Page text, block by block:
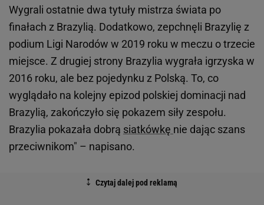
Wygrali ostatnie dwa tytuły mistrza świata po
finałach z Brazylią. Dodatkowo, zepchnęli Brazylię z
podium Ligi Narodów w 2019 roku w meczu o trzecie
miejsce. Z drugiej strony Brazylia wygrała igrzyska w
2016 roku, ale bez pojedynku z Polską. To, co
wyglądało na kolejny epizod polskiej dominacji nad
Brazylią, zakończyło się pokazem siły zespołu.
Brazylia pokazała dobrą siatkówkę nie dając szans
przeciwnikom" – napisano.